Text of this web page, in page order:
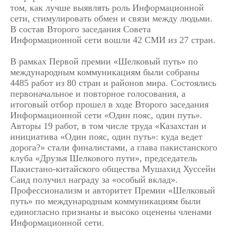
том, как лучше выявлять роль Информационной
сети, стимулировать обмен и связи между людьми.
В состав Второго заседания Совета
Информационной сети вошли 42 СМИ из 27 стран.
В рамках Первой премии «Шелковый путь» по
международным коммуникациям были собраны
4485 работ из 80 стран и районов мира. Состоялись
первоначальное и повторное голосования, а
итоговый отбор прошел в ходе Второго заседания
Информационной сети «Один пояс, один путь».
Авторы 19 работ, в том числе труда «Казахстан и
инициатива «Один пояс, один путь»: куда ведет
дорога?» стали финалистами, а глава пакистанского
клуба «Друзья Шелкового пути», председатель
Пакистано-китайского общества Мушахид Хуссейн
Саид получил награду за «особый вклад».
Профессионализм и авторитет Премии «Шелковый
путь» по международным коммуникациям были
единогласно признаны и высоко оценены членами
Информационной сети.